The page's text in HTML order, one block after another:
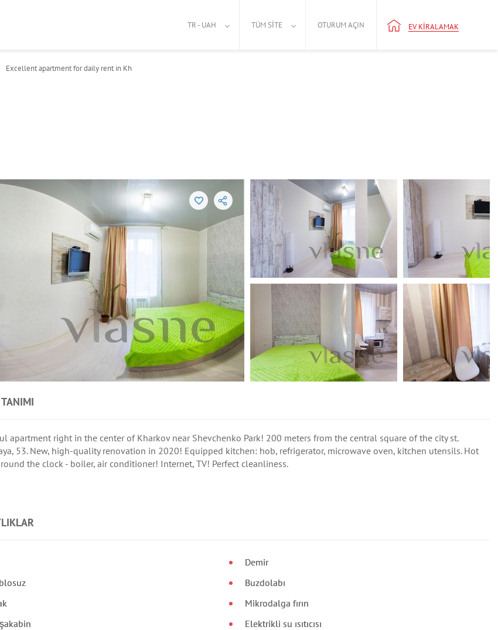
TR - UAH TÜM SITE OTURUM AÇIN EV KIRALAMAK
Excellent apartment for daily rent in Kh
apartment right in the center of Kharkov near Shevchenko Park! 200 meters from the central square of the city st.
53. New, high-quality renovation in 2020! Equipped kitchen: hob, refrigerator, microwave oven, kitchen utensils. Hot
the clock - boiler, air conditioner! Internet, TV! Perfect cleanliness.
Demir
Buzdolabı
Mikrodalga fırın
Elektrikli su ısıtıcısı